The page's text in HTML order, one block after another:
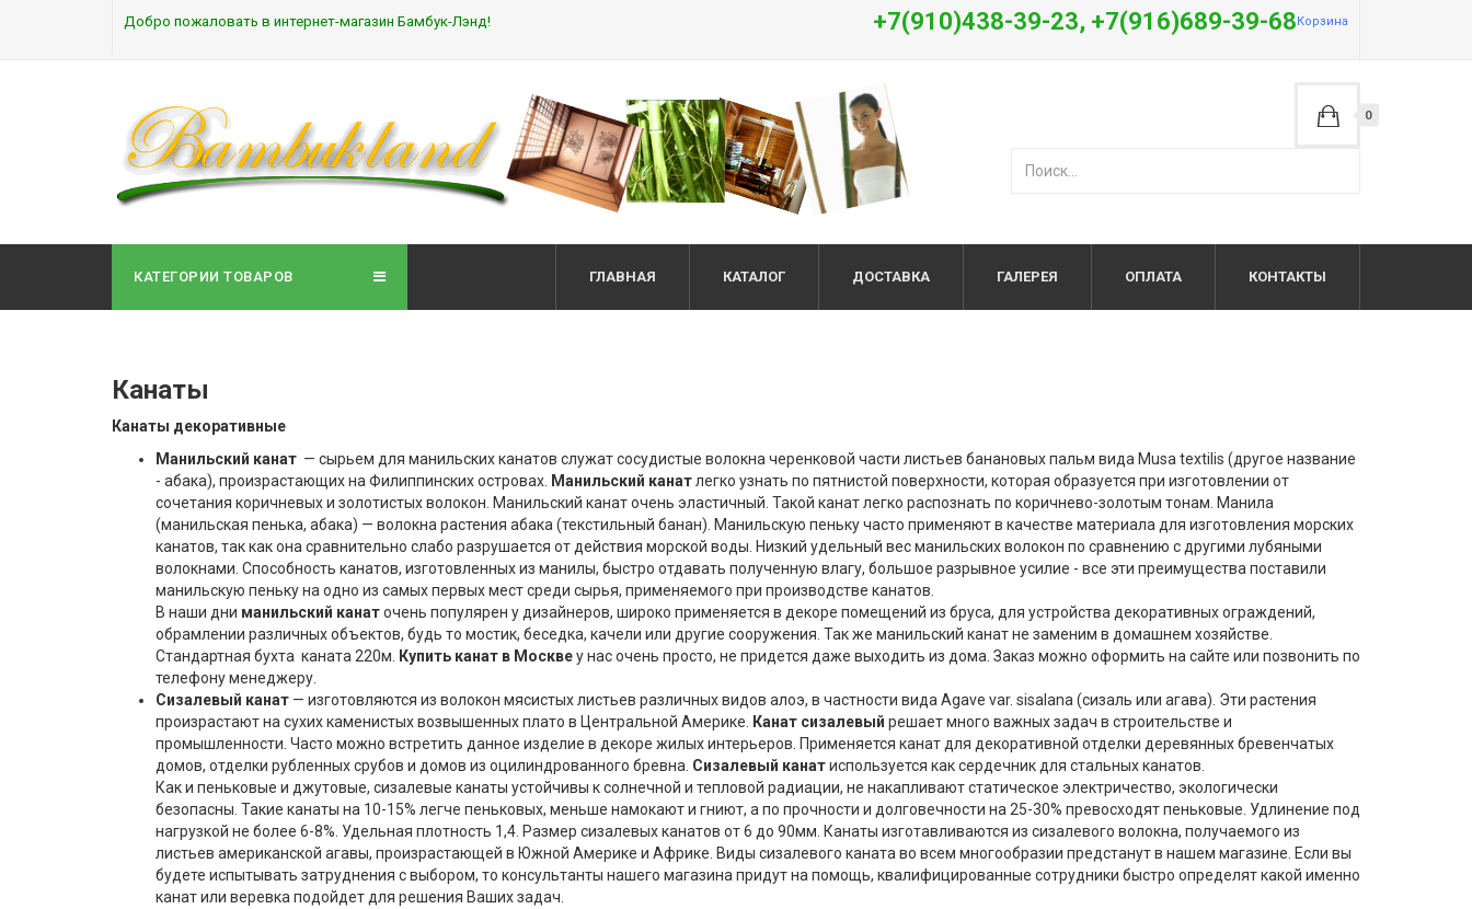
Добро пожаловать в интернет-магазин Бамбук-Лэнд! Корзина
+7(910)438-39-23, +7(916)689-39-68
0
КАТЕГОРИИ ТОВАРОВ ГЛАВНАЯ КАТАЛОГ ДОСТАВКА ГАЛЕРЕЯ ОПЛАТА КОНТАКТЫ
Канаты
Канаты декоративные
Манильский канат — сырьем для манильских канатов служат сосудистые волокна черенковой части листьев банановых пальм вида Musa textilis (другое название
- абака), произрастающих на Филиппинских островах. Манильский канатлегко узнать по пятнистой поверхности, которая образуется при изготовлении от
сочетания коричневых и золотистых волокон. Манильский канат очень эластичный. Такой канат легко распознать по коричнево-золотым тонам. Манила
(манильская пенька, абака) — волокна растения абака (текстильный банан). Манильскую пеньку часто применяют в качестве материала для изготовления морских
канатов, так как она сравнительно слабо разрушается от действия морской воды. Низкий удельный вес манильских волокон по сравнению с другими лубяными
волокнами. Способность канатов, изготовленных из манилы, быстро отдавать полученную влагу, большое разрывное усилие - все эти преимущества поставили
манильскую пеньку на одно из самых первых мест среди сырья, применяемого при производстве канатов.
В наши дни манильский канаточень популярен у дизайнеров, широко применяется в декоре помещений из бруса, для устройства декоративных ограждений,
обрамлении различных объектов, будь то мостик, беседка, качели или другие сооружения. Так же манильский канат не заменим в домашнем хозяйстве.
Стандартная бухта каната 220м.
Купить канат в Москвеу нас очень просто, не придется даже выходить из дома. Заказ можно оформить на сайте или позвонить по
телефону менеджеру.
Сизалевый канат — изготовляются из волокон мясистых листьев различных видов алоэ, в частности вида Agave var. sisalana (сизаль или агава). Эти растения
произрастают на сухих каменистых возвышенных плато в Центральной Америке.
Канат сизалевый решает много важных задач в строительстве и
промышленности. Часто можно встретить данное изделие в декоре жилых интерьеров. Применяется канат для декоративной отделки деревянных бревенчатых
домов, отделки рубленных срубов и домов из оцилиндрованного бревна. Сизалевый канатиспользуется как сердечник для стальных канатов.
Как и пеньковые и джутовые, сизалевые канаты устойчивы к солнечной и тепловой радиации, не накапливают статическое электричество, экологически
безопасны. Такие канаты на 10-15% легче пеньковых, меньше намокают и гниют, а по прочности и долговечности на 25-30% превосходят пеньковые. Удлинение под
нагрузкой не более 6-8%. Удельная плотность 1,4. Размер сизалевых канатов от 6 до 90мм. Канаты изготавливаются из сизалевого волокна, получаемого из
листьев американской агавы, произрастающей в Южной Америке и Африке. Виды сизалевого каната во всем многообразии предстанут в нашем магазине. Если вы
будете испытывать затруднения с выбором, то консультанты нашего магазина придут на помощь, квалифицированные сотрудники быстро определят какой именно
канат или веревка подойдет для решения Ваших задач.